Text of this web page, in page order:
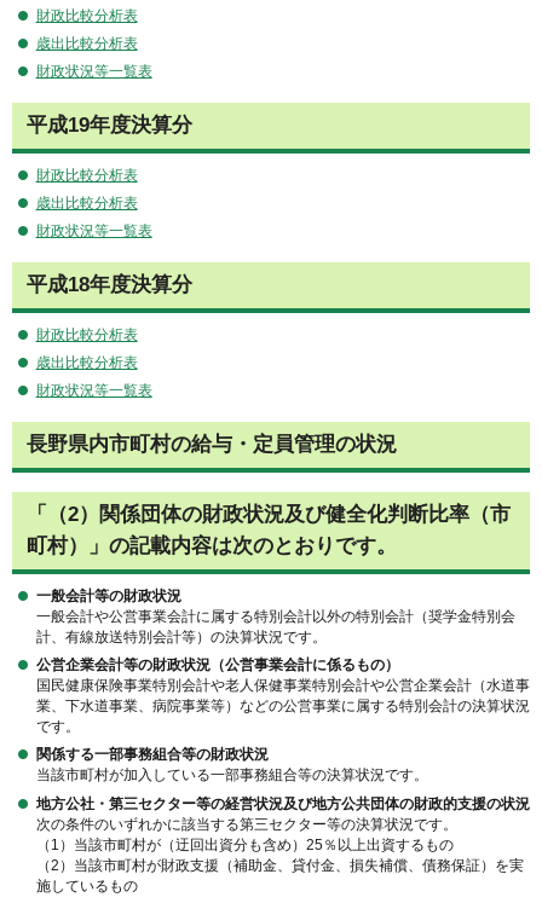
財政比較分析表
歳出比較分析表
財政状況等一覧表
平成19年度決算分
財政比較分析表
歳出比較分析表
財政状況等一覧表
平成18年度決算分
財政比較分析表
歳出比較分析表
財政状況等一覧表
長野県内市町村の給与・定員管理の状況
「（2）関係団体の財政状況及び健全化判断比率（市
町村）」の記載内容は次のとおりです。
一般会計等の財政状況
一般会計や公営事業会計に属する特別会計以外の特別会計（奨学金特別会
計、有線放送特別会計等）の決算状況です。
公営企業会計等の財政状況（公営事業会計に係るもの）
国民健康保険事業特別会計や老人保健事業特別会計や公営企業会計（水道事
業、下水道事業、病院事業等）などの公営事業に属する特別会計の決算状況
です。
関係する一部事務組合等の財政状況
当該市町村が加入している一部事務組合等の決算状況です。
地方公社・第三セクター等の経営状況及び地方公共団体の財政的支援の状況
次の条件のいずれかに該当する第三セクター等の決算状況です。
（1）当該市町村が（迂回出資分も含め）25％以上出資するもの
（2）当該市町村が財政支援（補助金、貸付金、損失補償、債務保証）を実
施しているもの